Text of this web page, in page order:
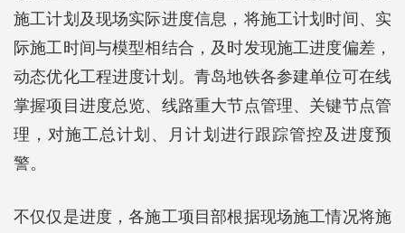
施工计划及现场实际进度信息，将施工计划时间、实
际施工时间与模型相结合，及时发现施工进度偏差，
动态优化工程进度计划。青岛地铁各参建单位可在线
掌握项目进度总览、线路重大节点管理、关键节点管
理，对施工总计划、月计划进行跟踪管控及进度预
警。
不仅仅是进度，各施工项目部根据现场施工情况将施